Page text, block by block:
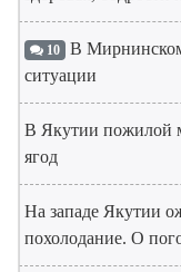
10 В Мирнинском
ситуации
В Якутии пожилой
ягод
На западе Якутии
похолодание. О